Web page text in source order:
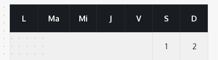
L Ma Mi J V S D
1 2